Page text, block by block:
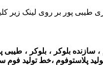
طیبی پور بر روی لینک زیر
بلوکر ، بلوکر ،
پلاستوفوم ،خط تولید